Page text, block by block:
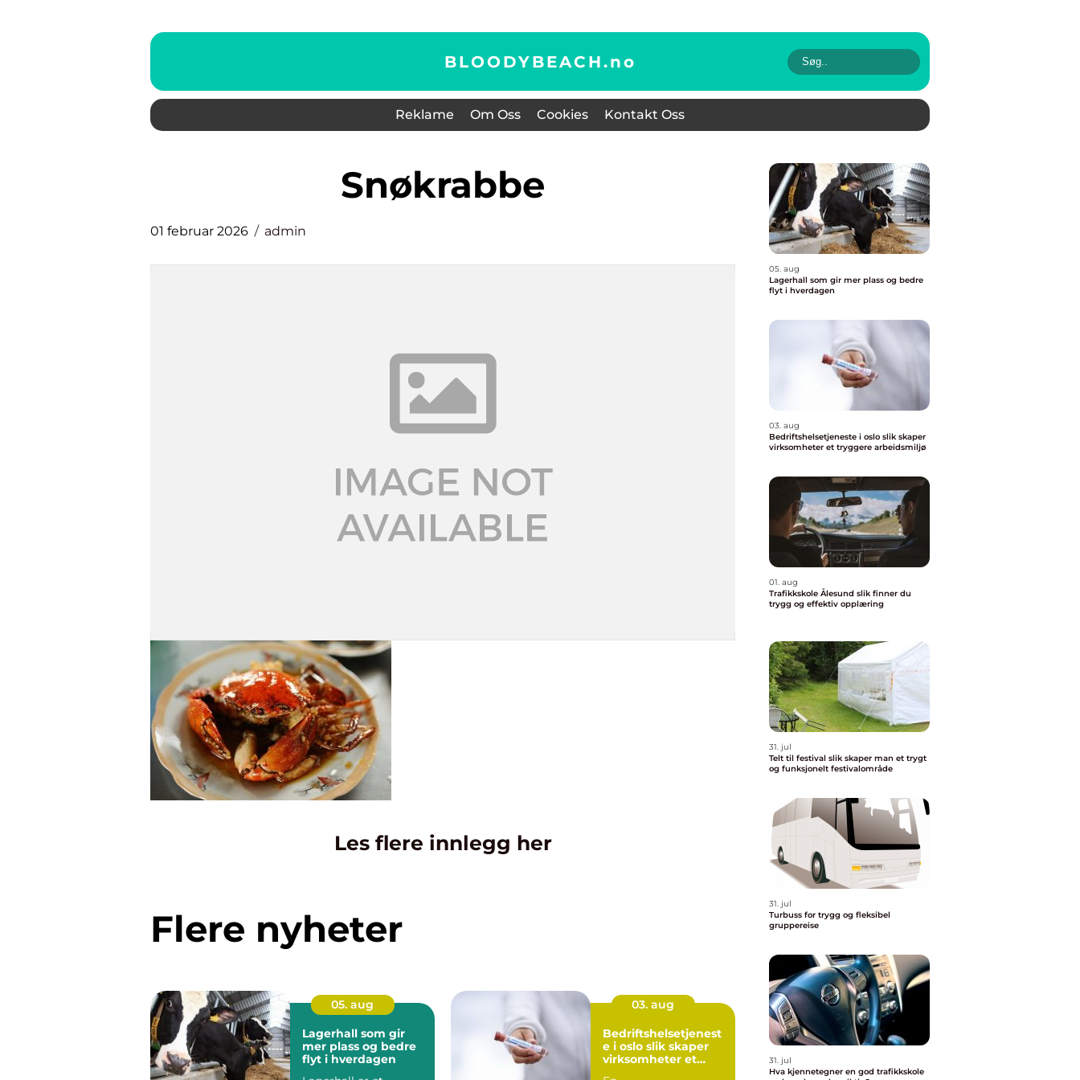
BLOODYBEACH.no
Reklame Om Oss Cookies Kontakt Oss
snøkrabbe
01 februar 2026 admin
Les flere innlegg her
Flere nyheter
05. aug
Lagerhall som gir
mer plass og bedre
flyt i hverdagen
03. aug
Bedriftshelsetjenest
e i oslo slik skaper
virksomheter et
05. aug
Lagerhall som gir mer plass og bedre
flyt i hverdagen
03. aug
Bedriftshelsetjeneste i oslo slik skaper
virksomheter et tryggere arbeidsmiljø
01. aug
Trafikkskole Ålesund slik finner du
trygg og effektiv opplæring
31. jul
Telt til festival slik skaper man et trygt
og funksjonelt festivalområde
31. jul
Turbuss for trygg og fleksibel
gruppereise
31. jul
Hva kjennetegner en god trafikkskole